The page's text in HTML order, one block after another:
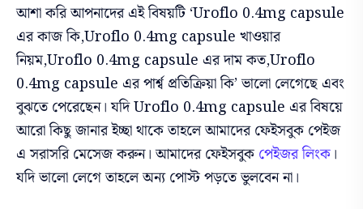
আশা করি আপনাদের এই বিষয়টি ‘Uroflo 0.4mg capsule
এর কাজ কি,Uroflo 0.4mg capsule খাওয়ার
নিয়ম,Uroflo 0.4mg capsule এর দাম কত,Uroflo
0.4mg capsule এর পার্শ্ব প্রতিক্রিয়া কি’ ভালো লেগেছে এবং
বুঝতে পেরেছেন। যদি Uroflo 0.4mg capsule এর বিষয়ে
আরো কিছু জানার ইচ্ছা থাকে তাহলে আমাদের ফেইসবুক পেইজ
এ সরাসরি মেসেজ করুন। আমাদের ফেইসবুক পেইজর লিংক।
যদি ভালো লেগে তাহলে অন্য পোস্ট পড়তে ভুলবেন না।